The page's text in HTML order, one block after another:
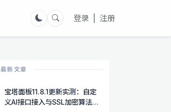
登录 注册
最新文章
宝塔面板11.8.1更新实测：自定
义AI接口接入与SSL加密算法自